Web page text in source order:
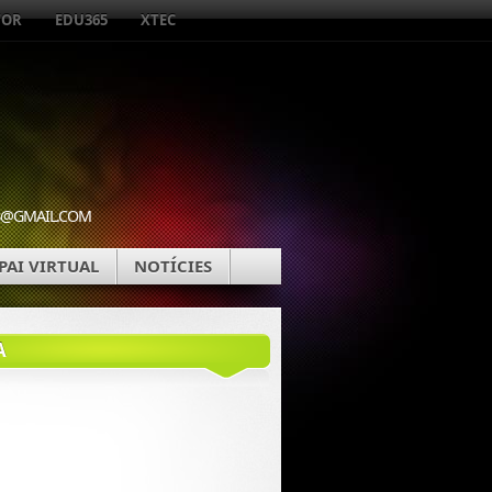
EDU365 XTEC
VIRTUAL NOTÍCIES